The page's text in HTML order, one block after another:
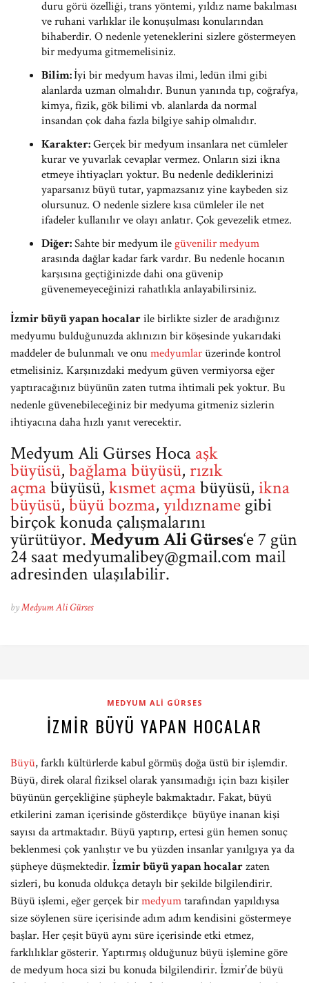
duru görü özelliği, trans yöntemi, yıldız name bakılması
ve ruhani varlıklar ile konuşulması konularından
bihaberdir. O nedenle yeteneklerini sizlere göstermeyen
bir medyuma gitmemelisiniz.
Bilim:İyi bir medyum havas ilmi, ledün ilmi gibi
alanlarda uzman olmalıdır. Bunun yanında tıp, coğrafya,
kimya, fizik, gök bilimi vb. alanlarda da normal
insandan çok daha fazla bilgiye sahip olmalıdır.
Karakter:Gerçek bir medyum insanlara net cümleler
kurar ve yuvarlak cevaplar vermez. Onların sizi ikna
etmeye ihtiyaçları yoktur. Bu nedenle dediklerinizi
yaparsanız büyü tutar, yapmazsanız yine kaybeden siz
olursunuz. O nedenle sizlere kısa cümleler ile net
ifadeler kullanılır ve olayı anlatır. Çok gevezelik etmez.
Diğer:Sahte bir medyum ilegüvenilir medyum
arasında dağlar kadar fark vardır. Bu nedenle hocanın
karşısına geçtiğinizde dahi ona güvenip
güvenemeyeceğinizi rahatlıkla anlayabilirsiniz.
İzmir büyü yapan hocalarile birlikte sizler de aradığınız
medyumu bulduğunuzda aklınızın bir köşesinde yukarıdaki
maddeler de bulunmalı ve onumedyumlarüzerinde kontrol
etmelisiniz. Karşınızdaki medyum güven vermiyorsa eğer
yaptıracağınız büyünün zaten tutma ihtimali pek yoktur. Bu
nedenle güvenebileceğiniz bir medyuma gitmeniz sizlerin
ihtiyacına daha hızlı yanıt verecektir.
Medyum Ali Gürses Hoca aşk
büyüsü, bağlama büyüsü, rızık
açmabüyüsü, kısmet açmabüyüsü, ikna
büyüsü, büyü bozma, yıldızname gibi
birçok konuda çalışmalarını
yürütüyor. Medyum Ali Gürses‘e 7 gün
24 saatmedyumalibey@gmail.commail
adresinden ulaşılabilir.
byMedyum Ali Gürses
MEDYUM ALI GÜRSES
İZMIR BÜYÜ YAPAN HOCALAR
Büyü, farklı kültürlerde kabul görmüş doğa üstü bir işlemdir.
Büyü, direk olaral fiziksel olarak yansımadığı için bazı kişiler
büyünün gerçekliğine şüpheyle bakmaktadır. Fakat, büyü
etkilerini zaman içerisinde gösterdikçe büyüye inanan kişi
sayısı da artmaktadır. Büyü yaptırıp, ertesi gün hemen sonuç
beklenmesi çok yanlıştır ve bu yüzden insanlar yanılgıya ya da
şüpheye düşmektedir. İzmir büyü yapan hocalarzaten
sizleri, bu konuda oldukça detaylı bir şekilde bilgilendirir.
Büyü işlemi, eğer gerçek birmedyumtarafından yapıldıysa
size söylenen süre içerisinde adım adım kendisini göstermeye
başlar. Her çeşit büyü aynı süre içerisinde etki etmez,
farklılıklar gösterir. Yaptırmış olduğunuz büyü işlemine göre
de medyum hoca sizi bu konuda bilgilendirir. İzmir’de büyü